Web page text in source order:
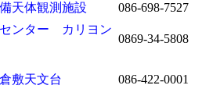
天体観測施設
086-698-7527
ンター カリヨン
0869-34-5808
敷天文台 086-422-0001